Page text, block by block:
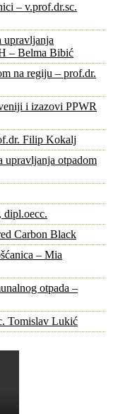
– v.prof.dr.sc.
upravljanja
– Belma Bibić
na regiju – prof.dr.
i izazovi PPWR
Filip Kokalj
upravljanja otpadom
dipl.oecc.
Carbon Black
– Mia
otpada –
Tomislav Lukić